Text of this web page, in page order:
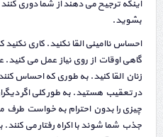
اینکه ترجیح می دهند از شما دوری کنند
بشوید.
احساس ناامینی القا نکنید. کاری
گاهی اوقات از روی نیاز عمل می کنید.
زنان القا کنید. به طوری که احساس
در تعقیب هستید. به طور کلی اگر
چیزی را بدون احترام به خواست طرف
جذب شما شوند با اکراه رفتار می